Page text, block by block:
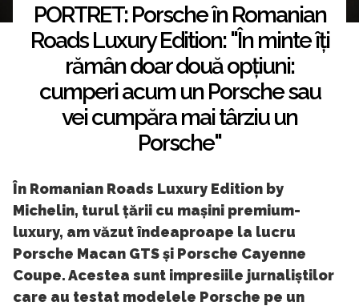
PORTRET: Porsche în Romanian
Roads Luxury Edition: "În minte îți
rămân doar două opțiuni:
cumperi acum un Porsche sau
vei cumpăra mai târziu un
Porsche"
În Romanian Roads Luxury Edition by
Michelin, turul țării cu mașini premium-
luxury, am văzut îndeaproape la lucru
Porsche Macan GTS și Porsche Cayenne
Coupe. Acestea sunt impresiile jurnaliștilor
care au testat modelele Porsche pe un